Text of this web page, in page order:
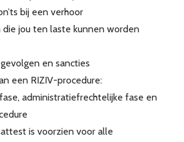
bij een verhoor
die jou ten laste kunnen worden
en sancties
een RIZIV-procedure:
administratiefrechtelijke fase en
is voorzien voor alle